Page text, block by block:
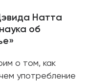
Натта
об
о том, как
употребление